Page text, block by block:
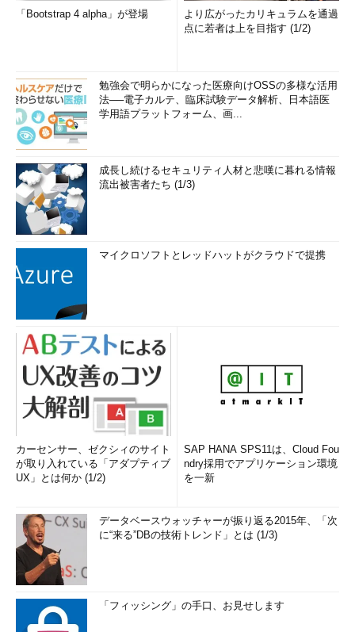
「Bootstrap 4 alpha」が登場
より広がったカリキュラムを通過
点に若者は上を目指す (1/2)
勉強会で明らかになった医療向けOSSの多様な活用
法──電子カルテ、臨床試験データ解析、日本語医
学用語プラットフォーム、画...
成長し続けるセキュリティ人材と悲嘆に暮れる情報
流出被害者たち (1/3)
マイクロソフトとレッドハットがクラウドで提携
カーセンサー、ゼクシィのサイト
が取り入れている「アダプティブ
UX」とは何か (1/2)
SAP HANA SPS11は、Cloud Fou
ndry採用でアプリケーション環境
を一新
データベースウォッチャーが振り返る2015年、「次
に“来る”DBの技術トレンド」とは (1/3)
「フィッシング」の手口、お見せします